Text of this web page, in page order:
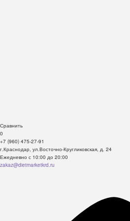
Сравнить
0
+7 (960) 475-27-91
г.Краснодар, ул.Восточно-Кругликовская, д. 24
Ежедневно с 10:00 до 20:00
zakaz@dietmarketkrd.ru